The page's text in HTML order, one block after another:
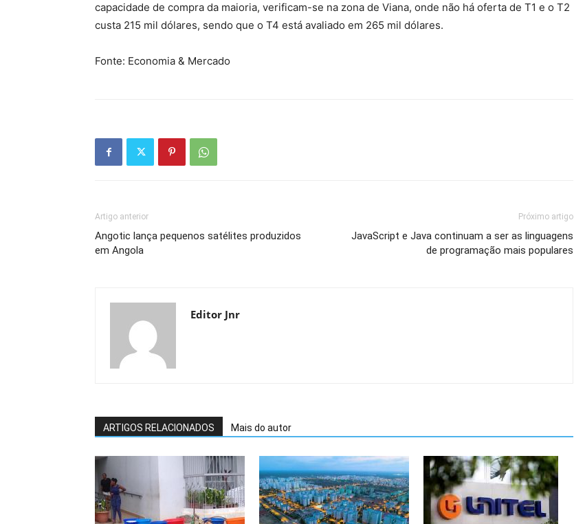
capacidade de compra da maioria, verificam-se na zona de Viana, onde não há oferta de T1 e o T2
custa 215 mil dólares, sendo que o T4 está avaliado em 265 mil dólares.
Fonte: Economia & Mercado
Artigo anterior
Angotic lança pequenos satélites produzidos
em Angola
Próximo artigo
JavaScript e Java continuam a ser as linguagens
de programação mais populares
Editor Jnr
ARTIGOS RELACIONADOS Mais do autor